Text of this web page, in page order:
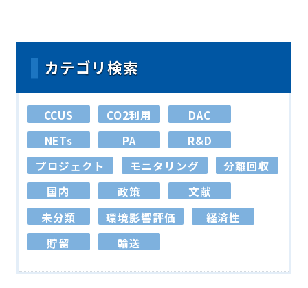
カテゴリ検索
CCUS CO2利用
DAC
NETs
PA
R&D
プロジェクト
モニタリング
分離回収
国内
政策
文献
未分類
環境影響評価
経済性
貯留
輸送